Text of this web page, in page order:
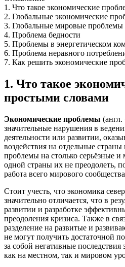
1. Что такое экономические
2. Глобальные экономические
3. Глобальные мировые проблемы
4. Проблема бедности
5. Проблемы в энергетическом
6. Проблема неравного
7. Как решить экономические
1. Что такое
простыми словами
Экономические проблемы
значительные нарушения в
деятельности или развитии,
воздействия на отдельные
проблемы на столько серьёзные
одной страны их не преодолеть,
работа всего мирового
Стоит учесть, что экономика
значительно отличается, что в
развитии и разработке
преодоления кризиса. Также в
разделение на развитые и
не могут получить достаточной
за собой негативные последствия
как на местном, так и мировом